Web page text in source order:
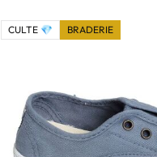
CULTE 💎 BRADERIE